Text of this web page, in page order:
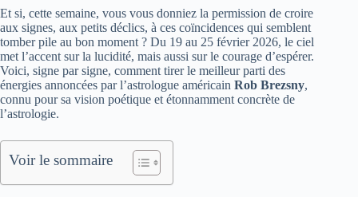
Et si, cette semaine, vous vous donniez la permission de croire
aux signes, aux petits déclics, à ces coïncidences qui semblent
tomber pile au bon moment ? Du 19 au 25 février 2026, le ciel
met l’accent sur la lucidité, mais aussi sur le courage d’espérer.
Voici, signe par signe, comment tirer le meilleur parti des
énergies annoncées par l’astrologue américain Rob Brezsny,
connu pour sa vision poétique et étonnamment concrète de
l’astrologie.
Voir le sommaire